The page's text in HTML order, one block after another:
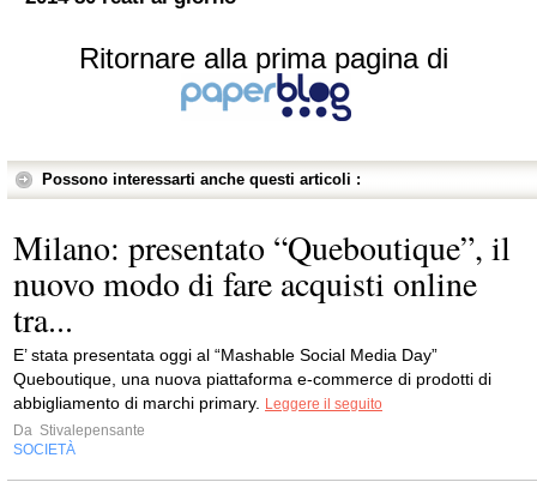
Ritornare alla prima pagina di
Possono interessarti anche questi articoli :
Milano: presentato “Queboutique”, il
nuovo modo di fare acquisti online
tra...
E’ stata presentata oggi al “Mashable Social Media Day”
Queboutique, una nuova piattaforma e-commerce di prodotti di
abbigliamento di marchi primary.
Leggere il seguito
Da Stivalepensante
SOCIETÀ